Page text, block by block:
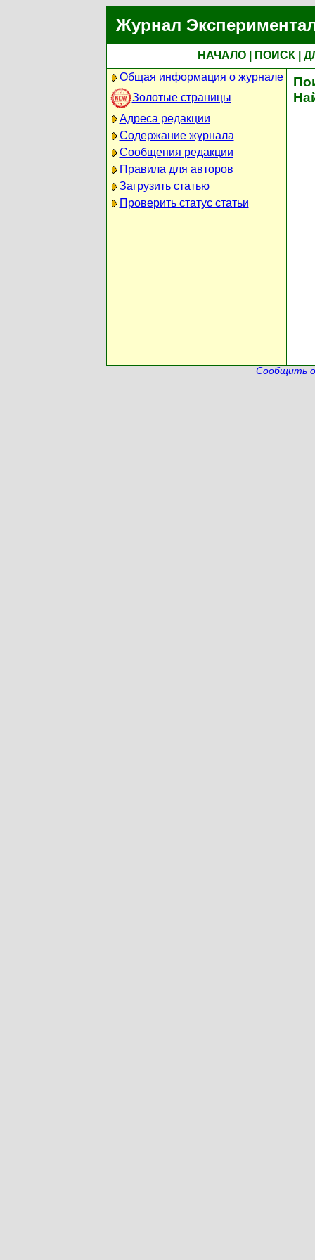
Журнал
НАЧАЛО ПОИСК
Общая информация о журнале
Золотые страницы
Адреса редакции
Содержание журнала
Сообщения редакции
Правила для авторов
Загрузить статью
Проверить статус статьи
Сообщить о